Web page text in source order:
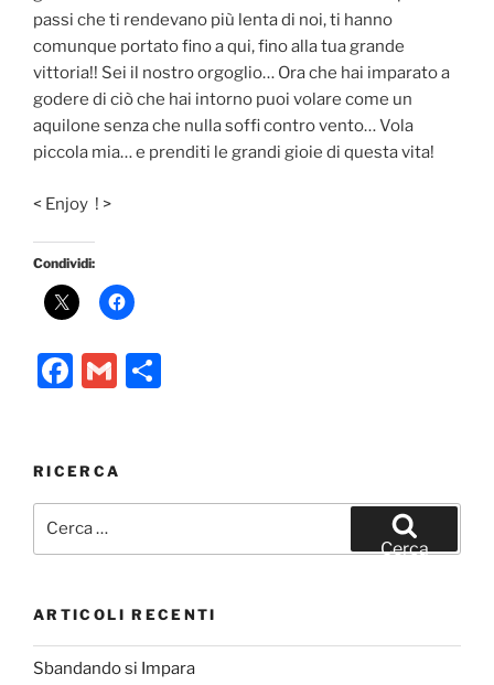
passi che ti rendevano più lenta di noi, ti hanno
comunque portato fino a qui, fino alla tua grande
vittoria!! Sei il nostro orgoglio… Ora che hai imparato a
godere di ciò che hai intorno puoi volare come un
aquilone senza che nulla soffi contro vento… Vola
piccola mia… e prenditi le grandi gioie di questa vita!
< Enjoy ! >
Condividi:
F
e
b
o
k
G
l
vi
di
RICERCA
Cerca
ARTICOLI RECENTI
Sbandando si Impara